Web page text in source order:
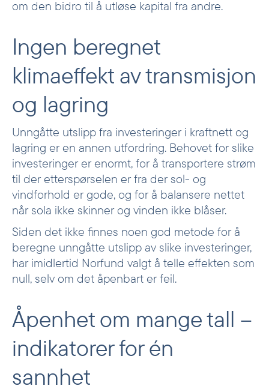
om den bidro til å utløse kapital fra andre.
Ingen beregnet
klimaeffekt av transmisjon
og lagring
Unngåtte utslipp fra investeringer i kraftnett og
lagring er en annen utfordring. Behovet for slike
investeringer er enormt, for å transportere strøm
til der etterspørselen er fra der sol- og
vindforhold er gode, og for å balansere nettet
når sola ikke skinner og vinden ikke blåser.
Siden det ikke finnes noen god metode for å
beregne unngåtte utslipp av slike investeringer,
har imidlertid Norfund valgt å telle effekten som
null, selv om det åpenbart er feil.
Åpenhet om mange tall –
indikatorer for én
sannhet